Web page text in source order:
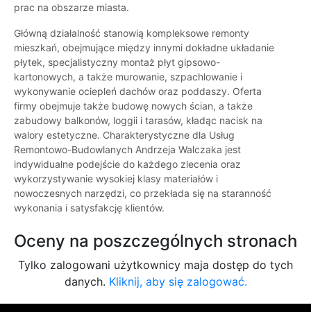
prac na obszarze miasta.
Główną działalność stanowią kompleksowe remonty
mieszkań, obejmujące między innymi dokładne układanie
płytek, specjalistyczny montaż płyt gipsowo-
kartonowych, a także murowanie, szpachlowanie i
wykonywanie ociepleń dachów oraz poddaszy. Oferta
firmy obejmuje także budowę nowych ścian, a także
zabudowy balkonów, loggii i tarasów, kładąc nacisk na
walory estetyczne. Charakterystyczne dla Usług
Remontowo-Budowlanych Andrzeja Walczaka jest
indywidualne podejście do każdego zlecenia oraz
wykorzystywanie wysokiej klasy materiałów i
nowoczesnych narzędzi, co przekłada się na staranność
wykonania i satysfakcję klientów.
Oceny na poszczególnych stronach
Tylko zalogowani użytkownicy maja dostęp do tych
danych. Kliknij, aby się zalogować.